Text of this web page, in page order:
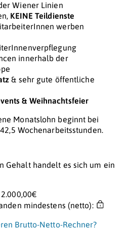
Wiener Linien
KEINE Teildienste
werben
innerhalb der
& sehr gute öffentliche
& Weihnachtsfeier
Monatslohn beginnt bei
Wochenarbeitsstunden.
Gehalt handelt es sich um ein
mindestens (netto):
Brutto-Netto-Rechner?